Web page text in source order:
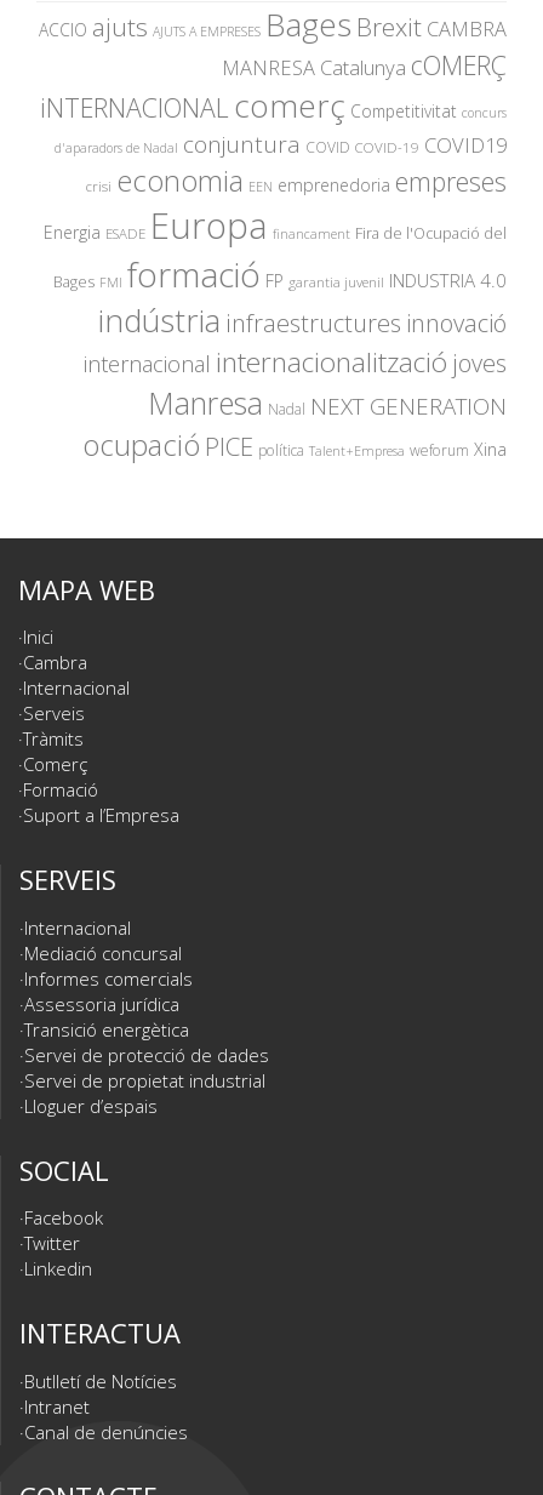
ACCIO ajuts AJUTS A EMPRESES Bages Brexit CAMBRA
MANRESA Catalunya cOMERÇ
iNTERNACIONAL comerç Competitivitat concurs
d'aparadors de Nadal conjuntura COVID COVID-19 COVID19
crisi economia EEN emprenedoria empreses
Energia ESADE Europa financament Fira de l'Ocupació del
Bages FMI formació FP garantia juvenil INDUSTRIA 4.0
indústria infraestructures innovació
internacional internacionalització joves
Manresa Nadal NEXT GENERATION
ocupació PICE política Talent+Empresa weforum Xina
MAPA WEB
Inici
Cambra
Internacional
Serveis
Tràmits
Comerç
Formació
Suport a l’Empresa
SERVEIS
Internacional
Mediació concursal
Informes comercials
Assessoria jurídica
Transició energètica
Servei de protecció de dades
Servei de propietat industrial
Lloguer d’espais
SOCIAL
Facebook
Twitter
Linkedin
INTERACTUA
Butlletí de Notícies
Intranet
Canal de denúncies